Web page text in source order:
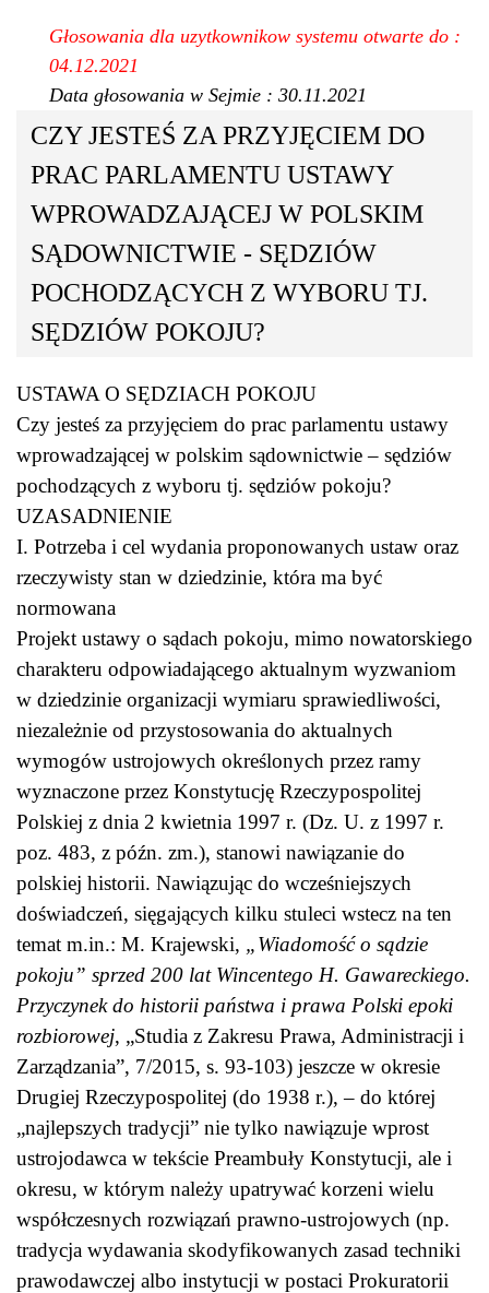
Głosowania dla uzytkownikow systemu otwarte do :
04.12.2021
Data głosowania w Sejmie : 30.11.2021
CZY JESTEŚ ZA PRZYJĘCIEM DO
PRAC PARLAMENTU USTAWY
WPROWADZAJĄCEJ W POLSKIM
SĄDOWNICTWIE - SĘDZIÓW
POCHODZĄCYCH Z WYBORU TJ.
SĘDZIÓW POKOJU?
USTAWA O SĘDZIACH POKOJU
Czy jesteś za przyjęciem do prac parlamentu ustawy
wprowadzającej w polskim sądownictwie – sędziów
pochodzących z wyboru tj. sędziów pokoju?
UZASADNIENIE
I. Potrzeba i cel wydania proponowanych ustaw oraz
rzeczywisty stan w dziedzinie, która ma być
normowana
Projekt ustawy o sądach pokoju, mimo nowatorskiego
charakteru odpowiadającego aktualnym wyzwaniom
w dziedzinie organizacji wymiaru sprawiedliwości,
niezależnie od przystosowania do aktualnych
wymogów ustrojowych określonych przez ramy
wyznaczone przez Konstytucję Rzeczypospolitej
Polskiej z dnia 2 kwietnia 1997 r. (Dz. U. z 1997 r.
poz. 483, z późn. zm.), stanowi nawiązanie do
polskiej historii. Nawiązując do wcześniejszych
doświadczeń, sięgających kilku stuleci wstecz na ten
temat m.in.: M. Krajewski, „Wiadomość o sądzie
pokoju” sprzed 200 lat Wincentego H. Gawareckiego.
Przyczynek do historii państwa i prawa Polski epoki
rozbiorowej, „Studia z Zakresu Prawa, Administracji i
Zarządzania”, 7/2015, s. 93-103) jeszcze w okresie
Drugiej Rzeczypospolitej (do 1938 r.), – do której
„najlepszych tradycji” nie tylko nawiązuje wprost
ustrojodawca w tekście Preambuły Konstytucji, ale i
okresu, w którym należy upatrywać korzeni wielu
współczesnych rozwiązań prawno-ustrojowych (np.
tradycja wydawania skodyfikowanych zasad techniki
prawodawczej albo instytucji w postaci Prokuratorii